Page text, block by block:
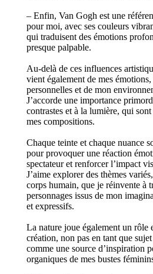
– Enfin, Van Gogh est une
pour moi, avec ses couleurs
qui traduisent des émotions
presque palpable.
Au-delà de ces influences
vient également de mes
personnelles et de mon
J’accorde une importance
contrastes et à la lumière, qui
mes compositions.
Chaque teinte et chaque nuance
pour provoquer une réaction
spectateur et renforcer l’impact
J’aime explorer des thèmes
corps humain, que je réinvente à
personnages issus de mon
et expressifs.
La nature joue également un rôle
création, non pas en tant que
comme une source d’inspiration
organiques de mes bustes